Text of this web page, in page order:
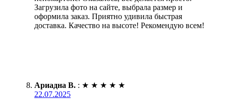
Загрузила фото на сайте, выбрала размер и
оформила заказ. Приятно удивила быстрая
доставка. Качество на высоте! Рекомендую всем!
Ариадна В. : ★ ★ ★ ★ ★
22.07.2025